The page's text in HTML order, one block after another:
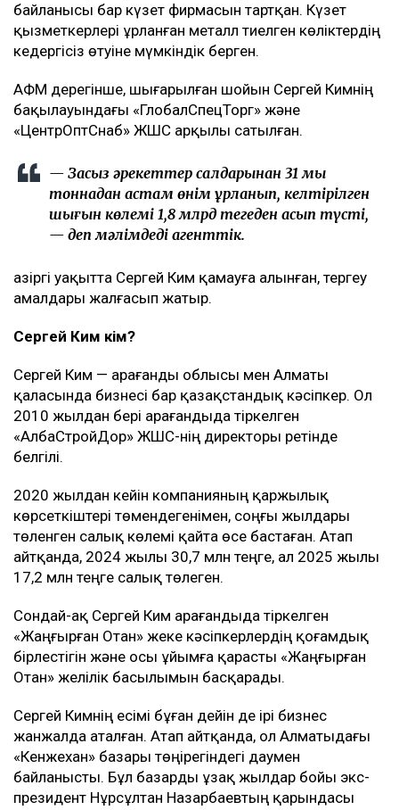
байланысы бар күзет фирмасын тартқан. Күзет
қызметкерлері ұрланған металл тиелген көліктердің
кедергісіз өтуіне мүмкіндік берген.
АФМ дерегінше, шығарылған шойын Сергей Кимнің
бақылауындағы «ГлобалСпецТорг» және
«ЦентрОптСнаб» ЖШС арқылы сатылған.
— Заңсыз әрекеттер салдарынан 31 мың
тоннадан астам өнім ұрланып, келтірілген
шығын көлемі 1,8 млрд теңгеден асып түсті,
— деп мәлімдеді агенттік.
Қазіргі уақытта Сергей Ким қамауға алынған, тергеу
амалдары жалғасып жатыр.
Сергей Ким кім?
Сергей Ким — Қарағанды облысы мен Алматы
қаласында бизнесі бар қазақстандық кәсіпкер. Ол
2010 жылдан бері Қарағандыда тіркелген
«АлбаСтройДор» ЖШС-нің директоры ретінде
белгілі.
2020 жылдан кейін компанияның қаржылық
көрсеткіштері төмендегенімен, соңғы жылдары
төленген салық көлемі қайта өсе бастаған. Атап
айтқанда, 2024 жылы 30,7 млн теңге, ал 2025 жылы
17,2 млн теңге салық төлеген.
Сондай-ақ Сергей Ким Қарағандыда тіркелген
«Жаңғырған Отан» жеке кәсіпкерлердің қоғамдық
бірлестігін және осы ұйымға қарасты «Жаңғырған
Отан» желілік басылымын басқарады.
Сергей Кимнің есімі бұған дейін де ірі бизнес
жанжалда аталған. Атап айтқанда, ол Алматыдағы
«Кенжехан» базары төңірегіндегі даумен
байланысты. Бұл базарды ұзақ жылдар бойы экс-
президент Нұрсұлтан Назарбаевтың қарындасы